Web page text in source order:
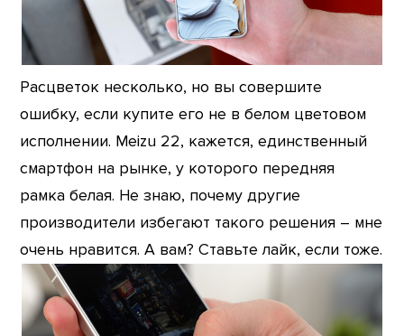
Расцветок несколько, но вы совершите
ошибку, если купите его не в белом цветовом
исполнении. Meizu 22, кажется, единственный
смартфон на рынке, у которого передняя
рамка белая. Не знаю, почему другие
производители избегают такого решения – мне
очень нравится. А вам? Ставьте лайк, если тоже.